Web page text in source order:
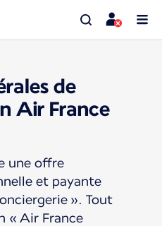
de
Air France
une offre
et payante
». Tout
« Air France